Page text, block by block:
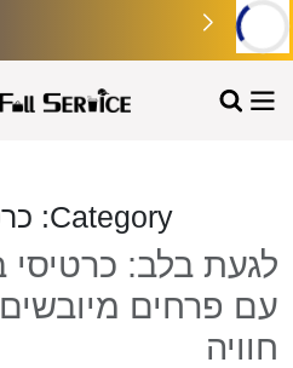
Category:
לגעת בלב: כרטיסי
עם פרחים
חוויה